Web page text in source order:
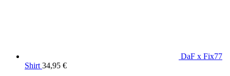
DaF x Fix77
Shirt 34,95 €